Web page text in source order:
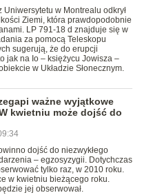
Uniwersytetu w Montrealu odkrył
Ziemi, która prawdopodobnie
LP 791-18 d znajduje się w
za pomocą Teleskopu
sugerują, że do erupcji
jak na Io – księżycu Jowisza –
w Układzie Słonecznym.
ważne wyjątkowe
kwietniu może dojść do
dojść do niezwykłego
– egzosyzygii. Dotychczas
tylko raz, w 2010 roku.
w kwietniu bieżącego roku.
jej obserwował.